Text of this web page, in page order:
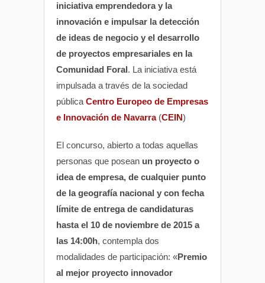
iniciativa emprendedora y la
innovación e impulsar la detección
de ideas de negocio y el desarrollo
de proyectos empresariales en la
Comunidad Foral . La iniciativa está
impulsada a través de la sociedad
públicaCentro Europeo de Empresas
e Innovación de Navarra(CEIN)
El concurso, abierto a todas aquellas
personas que posean un proyecto o
idea de empresa, de cualquier punto
de la geografía nacional y con fecha
límite de entrega de candidaturas
hasta el 10 de noviembre de 2015 a
las 14:00h, contempla dos
modalidades de participación: «Premio
al mejor proyecto innovador